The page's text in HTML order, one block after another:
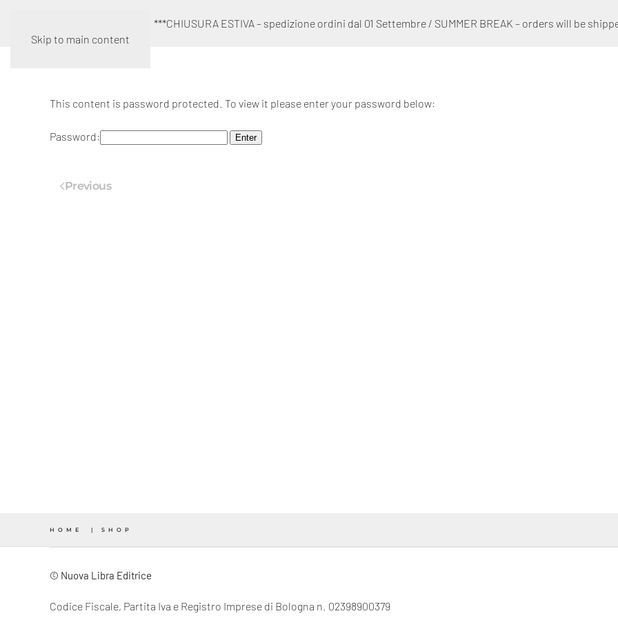
***CHIUSURA ESTIVA – spedizione ordini dal 01 Settembre / SUMMER BREAK – orders will be
Skip to main content
This content is password protected. To view it please enter your password below:
Password:
Previous
HOME SHOP
© Nuova Libra Editrice
Codice Fiscale, Partita Iva e Registro Imprese di Bologna n. 02398900379